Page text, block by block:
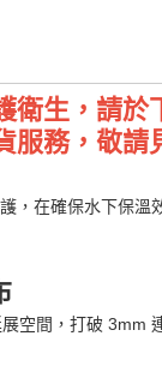
衛生，請於
服務，敬請
，在確保水下保溫
空間，打破 3mm